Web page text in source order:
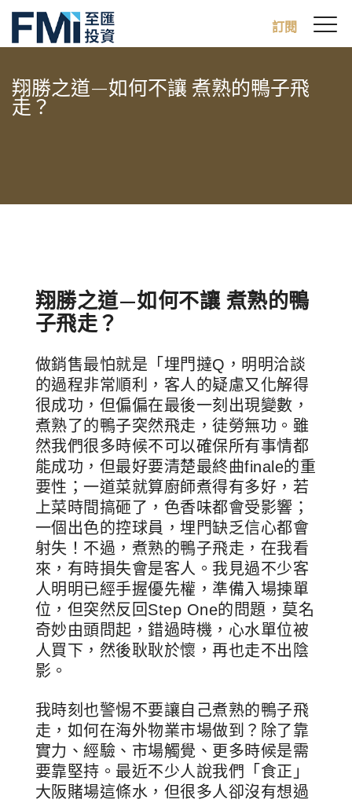
main
content
訂閱
翔勝之道—如何不讓 煮熟的鴨子飛
走？
翔勝之道—如何不讓 煮熟的鴨
子飛走？
做銷售最怕就是「埋門撻Q，明明洽談
的過程非常順利，客人的疑慮又化解得
很成功，但偏偏在最後一刻出現變數，
煮熟了的鴨子突然飛走，徒勞無功。雖
然我們很多時候不可以確保所有事情都
能成功，但最好要清楚最終曲finale的重
要性；一道菜就算廚師煮得有多好，若
上菜時間搞砸了，色香味都會受影響；
一個出色的控球員，埋門缺乏信心都會
射失！不過，煮熟的鴨子飛走，在我看
來，有時損失會是客人。我見過不少客
人明明已經手握優先權，準備入場揀單
位，但突然反回Step One的問題，莫名
奇妙由頭問起，錯過時機，心水單位被
人買下，然後耿耿於懷，再也走不出陰
影。
我時刻也警惕不要讓自己煮熟的鴨子飛
走，如何在海外物業市場做到？除了靠
實力、經驗、市場觸覺、更多時候是需
要靠堅持。最近不少人說我們「食正」
大阪賭場這條水，但很多人卻沒有想過